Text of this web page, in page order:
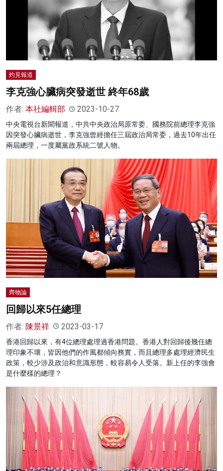
灼見報道
李克強心臟病突發逝世 終年68歲
作者: 本社編輯部 2023-10-27
中央電視台新聞報道，中共中央政治局原常委、國務院前總理李克強
因突發心臟病逝世，李克強曾經擔任三屆政治局常委，過去10年出任
兩屆總理，一度屬黨政系統二號人物。
齊物論
回歸以來5任總理
作者: 陳景祥 2023-03-17
香港回歸以來，有4位總理處理過香港問題。香港人對回歸後幾任總
理印象不壞，皆因他們的作風都傾向務實，而且總理多處理經濟民生
政策，較少涉及政治和意識形態，較容易令人受落。新上任的李強會
是什麼樣的總理？